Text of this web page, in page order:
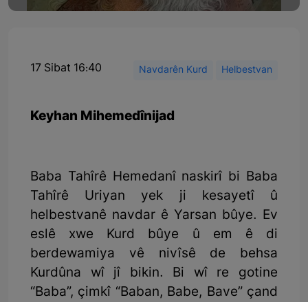
17 Sibat 16:40 Navdarên Kurd Helbestvan
Keyhan Mihemedînijad
Baba Tahîrê Hemedanî naskirî bi Baba
Tahîrê Uriyan yek ji kesayetî û
helbestvanê navdar ê Yarsan bûye. Ev
eslê xwe Kurd bûye û em ê di
berdewamiya vê nivîsê de behsa
Kurdûna wî jî bikin. Bi wî re gotine
“Baba”, çimkî “Baban, Babe, Bave” çand